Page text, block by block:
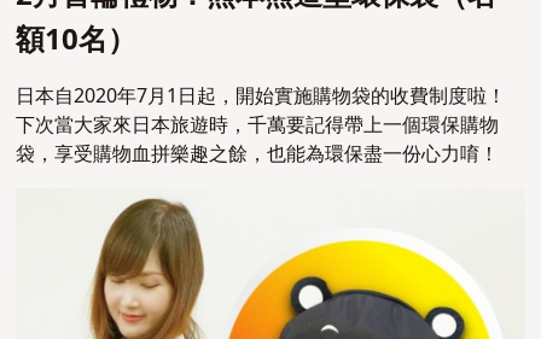
額10名）
日本自2020年7月1日起，開始實施購物袋的收費制度啦！
下次當大家來日本旅遊時，千萬要記得帶上一個環保購物
袋，享受購物血拼樂趣之餘，也能為環保盡一份心力唷！